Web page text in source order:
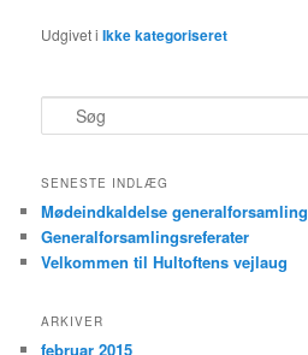
Udgivet i Ikke kategoriseret
ø
SENESTE INDLÆG
Mødeindkaldelse generalforsamling
Generalforsamlingsreferater
Velkommen til Hultoftens vejlaug
ARKIVER
februar 2015